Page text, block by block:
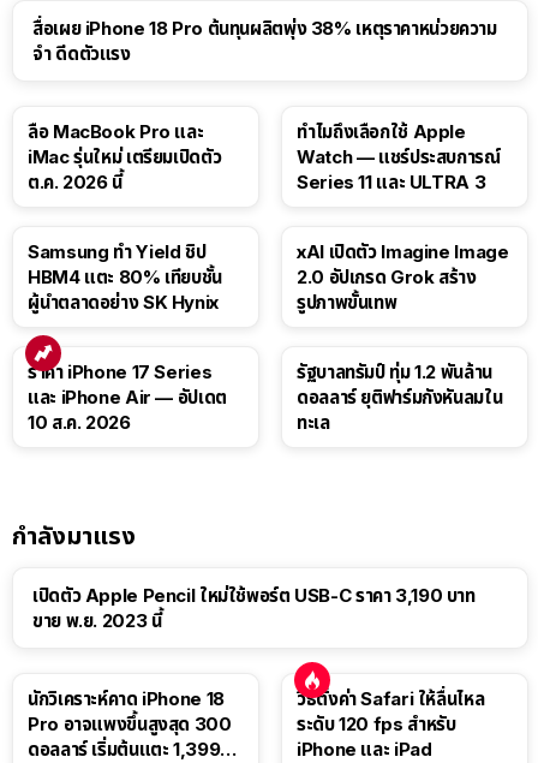
สื่อเผย iPhone 18 Pro ต้นทุนผลิตพุ่ง 38% เหตุราคาหน่วยความ
จำ ดีดตัวแรง
ลือ MacBook Pro และ
iMac รุ่นใหม่ เตรียมเปิดตัว
ต.ค. 2026 นี้
ทำไมถึงเลือกใช้ Apple
Watch — แชร์ประสบการณ์
Series 11 และ ULTRA 3
Samsung ทำ Yield ชิป
HBM4 แตะ 80% เทียบชั้น
ผู้นำตลาดอย่าง SK Hynix
xAI เปิดตัว Imagine Image
2.0 อัปเกรด Grok สร้าง
รูปภาพขั้นเทพ
ราคา iPhone 17 Series
และ iPhone Air — อัปเดต
10 ส.ค. 2026
รัฐบาลทรัมป์ ทุ่ม 1.2 พันล้าน
ดอลลาร์ ยุติฟาร์มกังหันลมใน
ทะเล
กำลังมาแรง
เปิดตัว Apple Pencil ใหม่ใช้พอร์ต USB-C ราคา 3,190 บาท
ขาย พ.ย. 2023 นี้
นักวิเคราะห์คาด iPhone 18
Pro อาจแพงขึ้นสูงสุด 300
ดอลลาร์ เริ่มต้นแตะ 1,399
วิธีตั้งค่า Safari ให้ลื่นไหล
ระดับ 120 fps สำหรับ
iPhone และ iPad